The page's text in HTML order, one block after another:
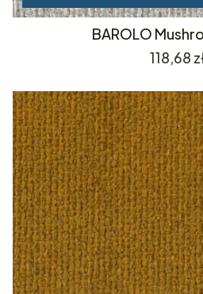
BAROLO
Cena
118,68